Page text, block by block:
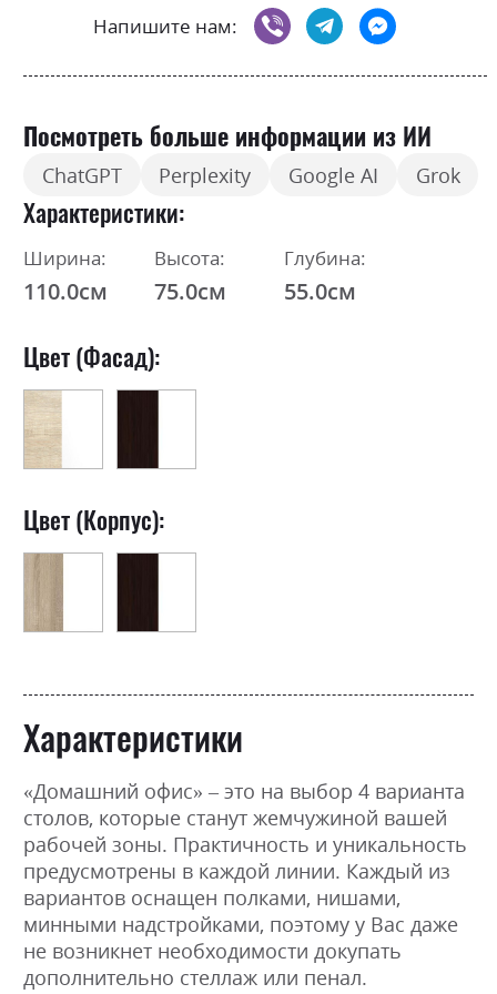
Напишите нам:
Посмотреть больше информации из ИИ
ChatGPT Perplexity Google AI Grok
Характеристики
Ширина:
110.0см
Высота:
75.0см
Глубина:
55.0см
Цвет (Фасад):
Цвет (Корпус):
Характеристики
«Домашний офис» – это на выбор 4 варианта
столов, которые станут жемчужиной вашей
рабочей зоны. Практичность и уникальность
предусмотрены в каждой линии. Каждый из
вариантов оснащен полками, нишами,
минными надстройками, поэтому у Вас даже
не возникнет необходимости докупать
дополнительно стеллаж или пенал.